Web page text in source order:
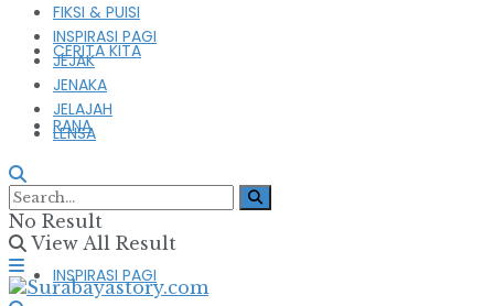
CERITA KITA
RANA
FIKSI & PUISI
INSPIRASI PAGI
FIKSI & PUISI
INSPIRASI PAGI
JEJAK
JENAKA
JELAJAH
LENSA
No Result
View All Result